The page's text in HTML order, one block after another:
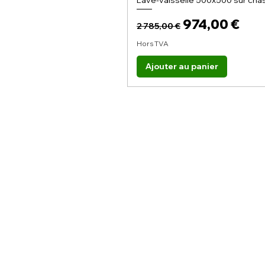
Prix original
2 785,00 € Prix
974,00 €
Hors TVA
Ajouter au panier